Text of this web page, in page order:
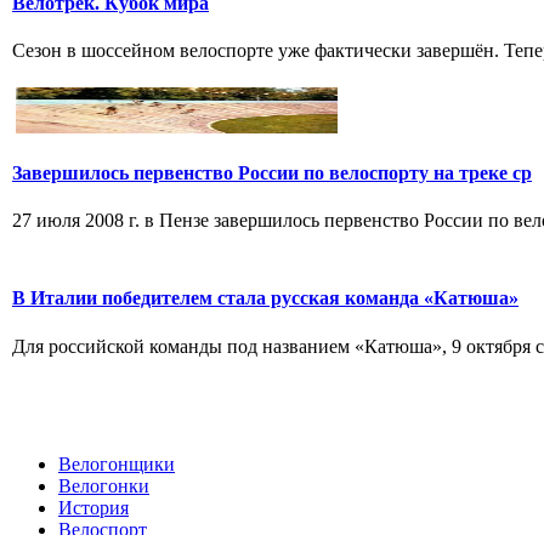
Сезон в шоссейном велоспорте уже фактически завершён.
Завершилось первенство России по велоспорту на треке ср
27 июля 2008 г. в Пензе завершилось первенство России по
В Италии победителем стала русская команда «Катюша»
Для российской команды под названием «Катюша», 9 октября
Велогонщики
Велогонки
История
Велоспорт